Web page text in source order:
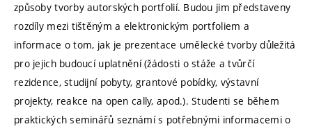
způsoby tvorby autorských portfolií. Budou jim představeny
rozdíly mezi tištěným a elektronickým portfoliem a
informace o tom, jak je prezentace umělecké tvorby důležitá
pro jejich budoucí uplatnění (žádosti o stáže a tvůrčí
rezidence, studijní pobyty, grantové pobídky, výstavní
projekty, reakce na open cally, apod.). Studenti se během
praktických seminářů seznámí s potřebnými informacemi o